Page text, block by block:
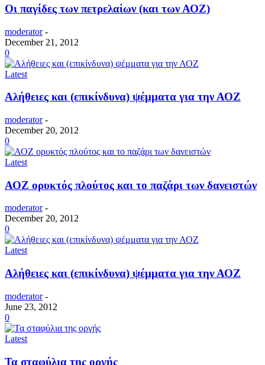
Οι παγίδες των πετρελαίων (και των ΑΟΖ)
moderator -
December 21, 2012
0
Latest
Aλήθειες και (επικίνδυνα) ψέμματα για την ΑΟΖ
moderator -
December 20, 2012
0
Latest
ΑΟΖ ορυκτός πλούτος και το παζάρι των δανειστών
moderator -
December 20, 2012
0
Latest
Αλήθειες και (επικίνδυνα) ψέμματα για την ΑΟΖ
moderator -
June 23, 2012
0
Latest
Τα σταφύλια της οργής